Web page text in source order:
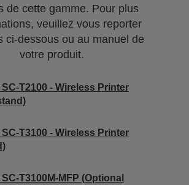
de cette gamme. Pour plus
veuillez vous reporter
ci-dessous ou au manuel de
votre produit.
T2100 - Wireless Printer
T3100 - Wireless Printer
T3100M-MFP (Optional